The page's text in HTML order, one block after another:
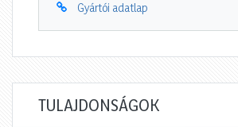
Gyártói adatlap
TULAJDONSÁGOK